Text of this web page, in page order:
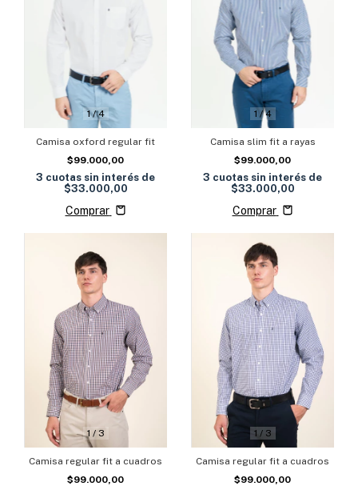
1/4
Camisa oxford regular fit
$99.000,00
3 cuotas sin interés de
$33.000,00
Comprar
1 /4
Camisa slim fit a rayas
$99.000,00
3 cuotas sin interés de
$33.000,00
Comprar
1 / 3
Camisa regular fit a cuadros
$99.000,00
1 / 3
Camisa regular fit a cuadros
$99.000,00